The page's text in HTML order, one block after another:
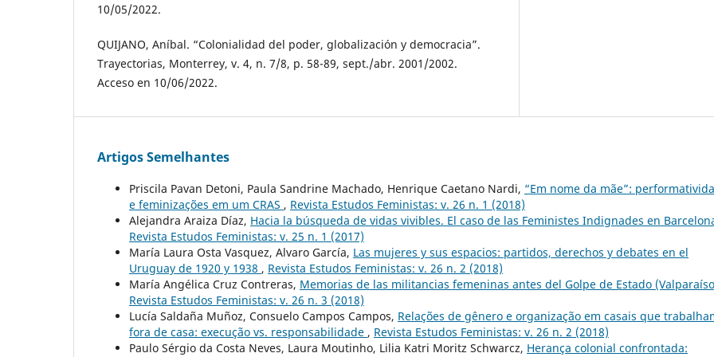
10/05/2022.
QUIJANO, Aníbal. “Colonialidad del poder, globalización y democracia”.
Trayectorias, Monterrey, v. 4, n. 7/8, p. 58-89, sept./abr. 2001/2002.
Acceso en 10/06/2022.
Artigos Semelhantes
Priscila Pavan Detoni, Paula Sandrine Machado, Henrique Caetano Nardi, “Em nome da mãe”:
e feminizações em um CRAS , Revista Estudos Feministas: v. 26 n. 1 (2018)
Alejandra Araiza Díaz, Hacia la búsqueda de vidas vivibles. El caso de las Feministes Indignades en
Revista Estudos Feministas: v. 25 n. 1 (2017)
María Laura Osta Vasquez, Alvaro García, Las mujeres y sus espacios: partidos, derechos y debates en el
Uruguay de 1920 y 1938 , Revista Estudos Feministas: v. 26 n. 2 (2018)
María Angélica Cruz Contreras, Memorias de las militancias femeninas antes del Golpe de Estado
Revista Estudos Feministas: v. 26 n. 3 (2018)
Lucía Saldaña Muñoz, Consuelo Campos Campos, Relações de gênero e organização em casais que
fora de casa: execução vs. responsabilidade , Revista Estudos Feministas: v. 26 n. 2 (2018)
Paulo Sérgio da Costa Neves, Laura Moutinho, Lilia Katri Moritz Schwarcz, Herança colonial confrontada: